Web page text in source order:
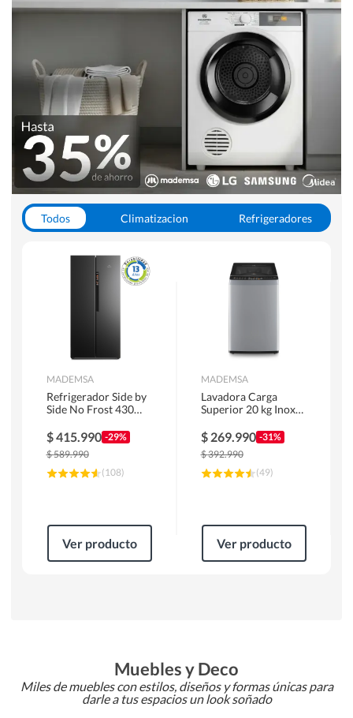
Todos Climatizacion
Refrigeradores
Hornos y Microondas
MADEMSA
Refrigerador Side by
Side No Frost 430
MAS430B
$415.990 -29%
$589.990
(108)
Ver producto
MADEMSA
Lavadora Carga
Superior 20 kg Inox
$ 269.990 -31%
$392.990
(49)
Ver producto
Muebles y Deco
Miles de muebles con estilos, diseños y formas únicas para
darle a tus espacios un look soñado